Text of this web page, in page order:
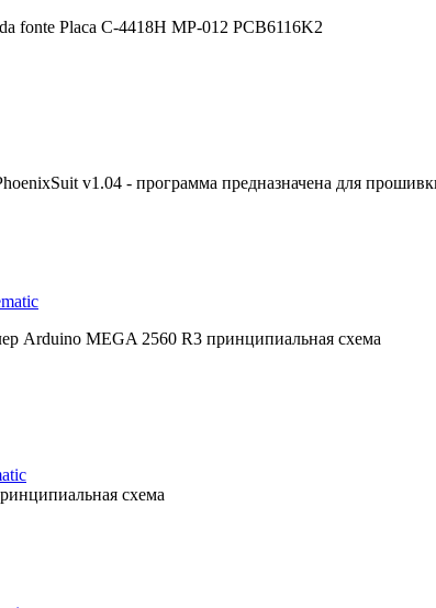
fonte Placa C-4418H MP-012 PCB6116K2
v1.04 - программа предназначена для
Arduino MEGA 2560 R3 принципиальная схема
схема